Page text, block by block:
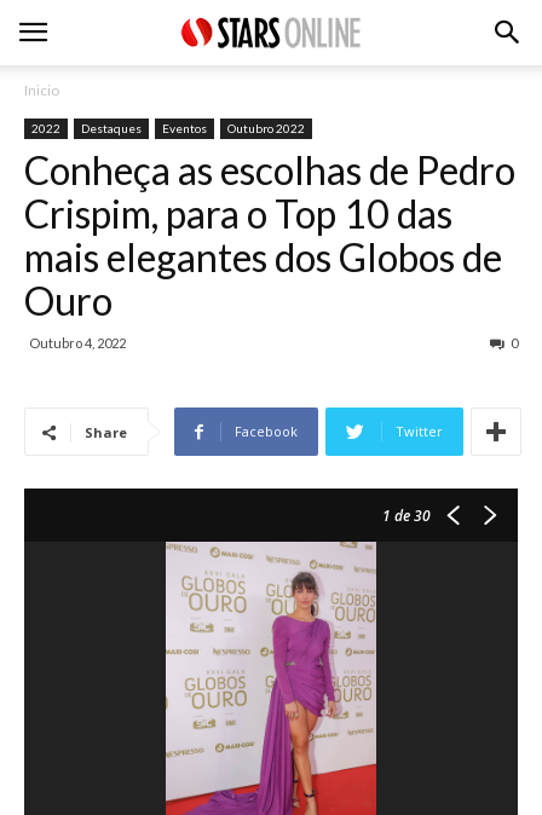
Inicio
2022 Destaques Eventos Outubro 2022
Conheça as escolhas de Pedro
Crispim, para o Top 10 das
mais elegantes dos Globos de
Ouro
Outubro 4, 2022 0
Share Facebook Twitter
1 de 30